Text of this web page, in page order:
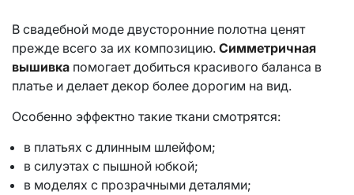
В свадебной моде двусторонние полотна ценят
прежде всего за их композицию. Симметричная
вышивка помогает добиться красивого баланса в
платье и делает декор более дорогим на вид.
Особенно эффектно такие ткани смотрятся:
в платьях с длинным шлейфом;
в силуэтах с пышной юбкой;
в моделях с прозрачными деталями;